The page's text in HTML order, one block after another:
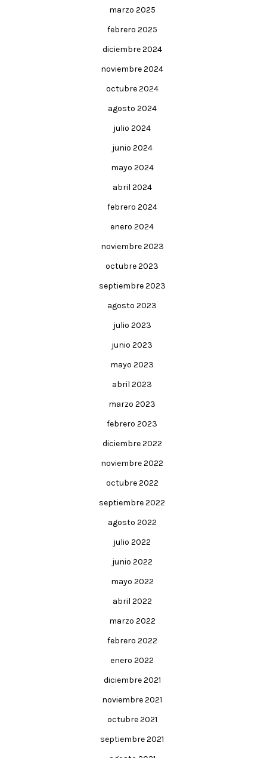
marzo 2025
febrero 2025
diciembre 2024
noviembre 2024
octubre 2024
agosto 2024
julio 2024
junio 2024
mayo 2024
abril 2024
febrero 2024
enero 2024
noviembre 2023
octubre 2023
septiembre 2023
agosto 2023
julio 2023
junio 2023
mayo 2023
abril 2023
marzo 2023
febrero 2023
diciembre 2022
noviembre 2022
octubre 2022
septiembre 2022
agosto 2022
julio 2022
junio 2022
mayo 2022
abril 2022
marzo 2022
febrero 2022
enero 2022
diciembre 2021
noviembre 2021
octubre 2021
septiembre 2021